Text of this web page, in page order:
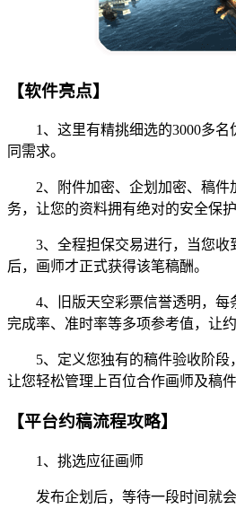
【软件亮点】
1、这里有精挑细选的3000多名
同需求。
2、附件加密、企划加密、稿件
务，让您的资料拥有绝对的安全保护
3、全程担保交易进行，当您收
后，画师才正式获得该笔稿酬。
4、旧版天空彩票信誉透明，每
完成率、准时率等多项参考值，让约
5、定义您独有的稿件验收阶段
让您轻松管理上百位合作画师及稿件
【平台约稿流程攻略】
1、挑选应征画师
发布企划后，等待一段时间就会